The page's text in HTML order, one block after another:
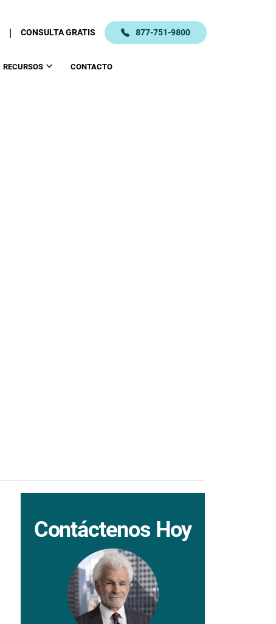
| CONSULTA GRATIS 877-751-9800
RECURSOS CONTACTO
Contáctenos Hoy